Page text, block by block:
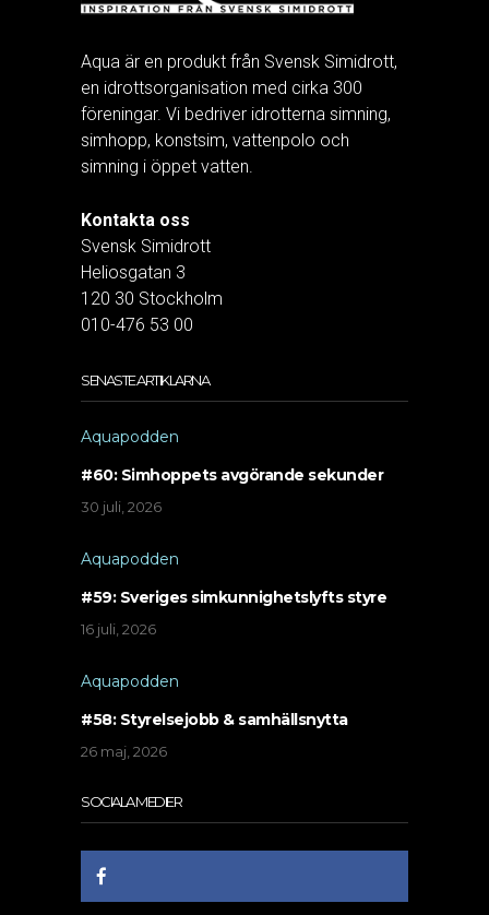
Aqua är en produkt från Svensk Simidrott,
en idrottsorganisation med cirka 300
föreningar. Vi bedriver idrotterna simning,
simhopp, konstsim, vattenpolo och
simning i öppet vatten.
Kontakta oss
Svensk Simidrott
Heliosgatan 3
120 30 Stockholm
010-476 53 00
SENASTE ARTIKLARNA
Aquapodden
#60: Simhoppets avgörande sekunder
30 juli, 2026
Aquapodden
#59: Sveriges simkunnighetslyfts styre
16 juli, 2026
Aquapodden
#58: Styrelsejobb & samhällsnytta
26 maj, 2026
SOCIALA MEDIER